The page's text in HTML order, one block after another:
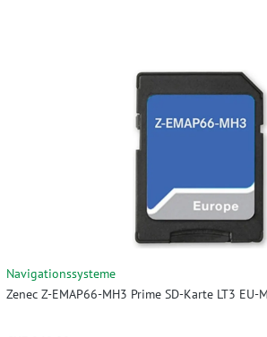
Navigationssysteme
Zenec Z-EMAP66-MH3 Prime SD-Karte LT3